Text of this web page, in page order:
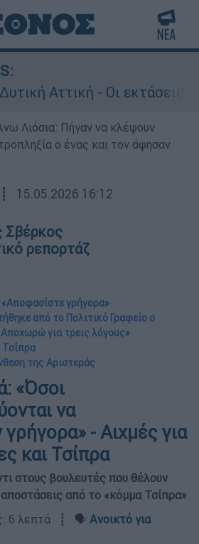
- Οι εκτάσεις που
Λιόσια: Πήγαν να κλέψουν
ο ένας και τον άφησαν
┋ 15.05.2026 16:12
Σβέρκος
ρεπορτάζ
«Αποφασίστε γρήγορα»
από το Πολιτικό Γραφείο ο
για τρεις λόγους»
Τσίπρα
της Αριστεράς
«Όσοι
να
- Αιχμές για
και Τσίπρα
στους βουλευτές που θέλουν
από το «κόμμα Τσίπρα»
6 λεπτά ┋ 🗣️ Ανοικτό για